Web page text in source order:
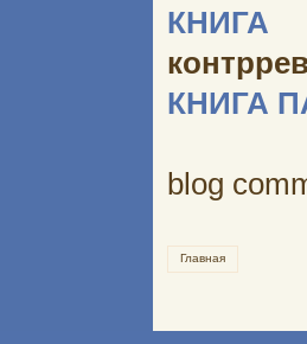
КНИГА
КНИГА
blog
Главная